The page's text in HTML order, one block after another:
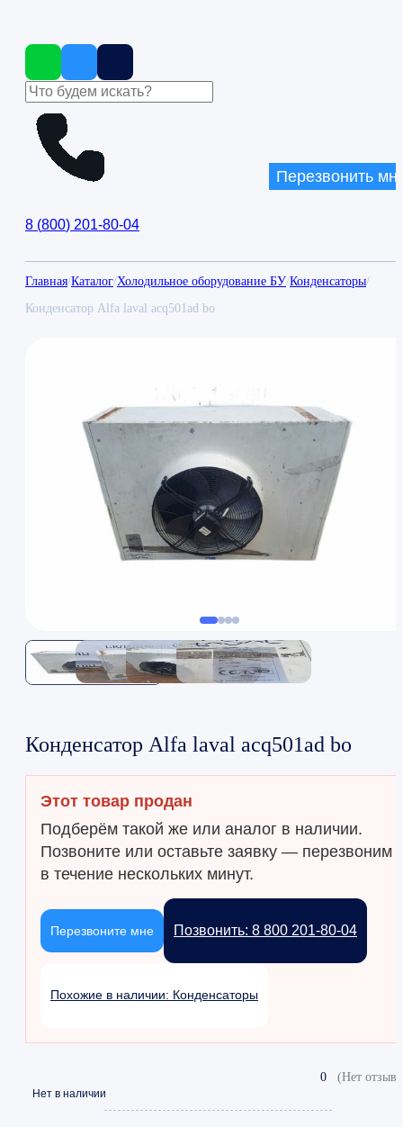
8 (800) 201-80-04
Перезвонить
Главная/Каталог/Холодильное оборудование БУ/Конденсаторы/
Конденсатор Alfa laval acq501ad bo
Конденсатор Alfa laval acq501ad bo
Этот товар продан
Подберём такой же или аналог в наличии.
Позвоните или оставьте заявку — перезвоним
в течение нескольких минут.
Позвонить: 8 800 201-80-04
Перезвоните мне
Похожие в наличии: Конденсаторы
0 (Нет
Нет в наличии